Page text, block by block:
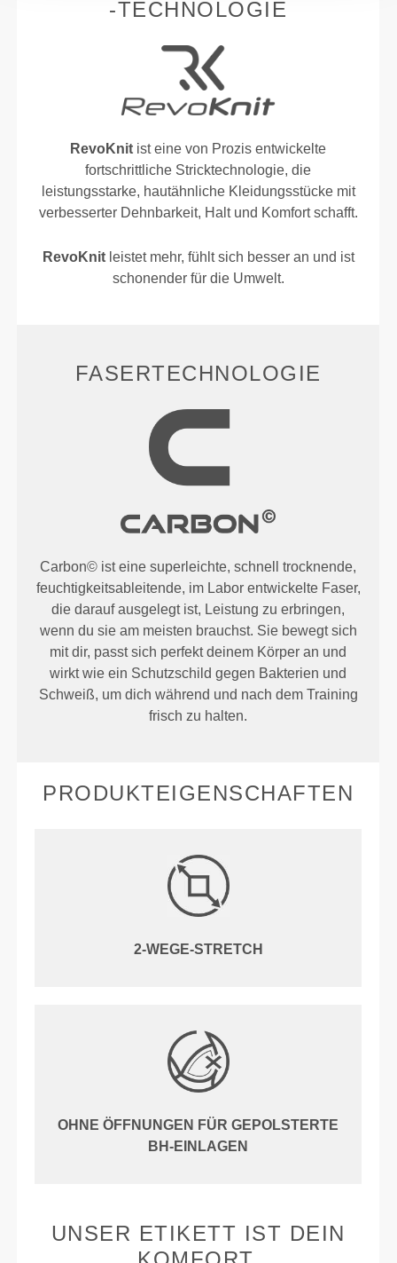
-TECHNOLOGIE
RevoKnit ist eine von Prozis entwickelte
fortschrittliche Stricktechnologie, die
leistungsstarke, hautähnliche Kleidungsstücke mit
verbesserter Dehnbarkeit, Halt und Komfort schafft.
RevoKnitleistet mehr, fühlt sich besser an und ist
schonender für die Umwelt.
FASERTECHNOLOGIE
Carbon© ist eine superleichte, schnell trocknende,
feuchtigkeitsableitende, im Labor entwickelte Faser,
die darauf ausgelegt ist, Leistung zu erbringen,
wenn du sie am meisten brauchst. Sie bewegt sich
mit dir, passt sich perfekt deinem Körper an und
wirkt wie ein Schutzschild gegen Bakterien und
Schweiß, um dich während und nach dem Training
frisch zu halten.
PRODUKTEIGENSCHAFTEN
2-WEGE-STRETCH
OHNE ÖFFNUNGEN FÜR GEPOLSTERTE
BH-EINLAGEN
UNSER ETIKETT IST DEIN